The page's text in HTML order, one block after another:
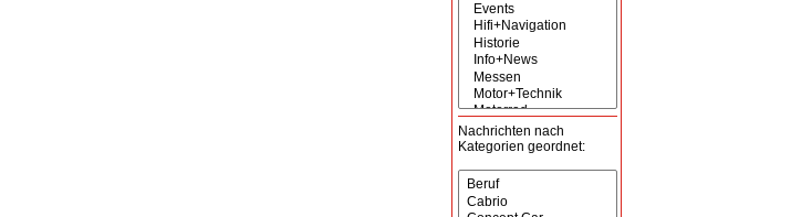
Nachrichten nach
Kategorien geordnet: